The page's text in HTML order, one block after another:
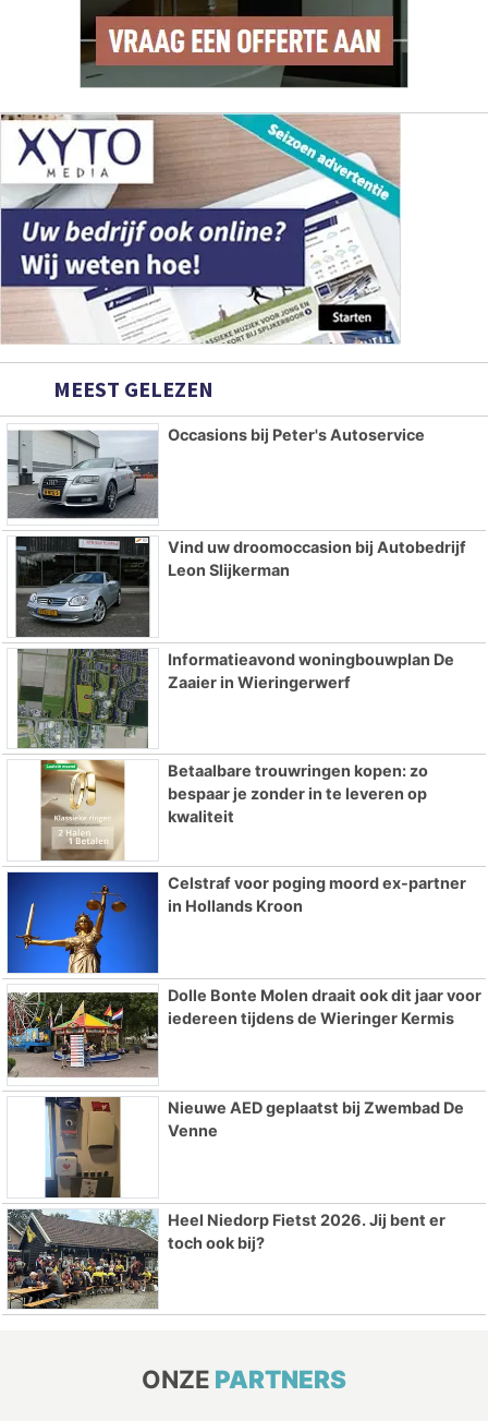
MEEST GELEZEN
Occasions bij Peter's Autoservice
Vind uw droomoccasion bij Autobedrijf
Leon Slijkerman
Informatieavond woningbouwplan De
Zaaier in Wieringerwerf
Betaalbare trouwringen kopen: zo
bespaar je zonder in te leveren op
kwaliteit
Celstraf voor poging moord ex-partner
in Hollands Kroon
Dolle Bonte Molen draait ook dit jaar voor
iedereen tijdens de Wieringer Kermis
Nieuwe AED geplaatst bij Zwembad De
Venne
Heel Niedorp Fietst 2026. Jij bent er
toch ook bij?
ONZE PARTNERS